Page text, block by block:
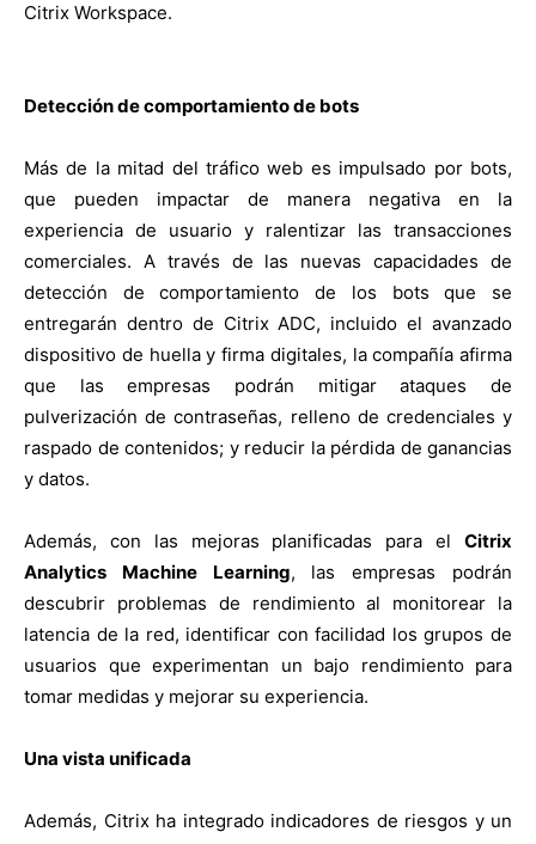
Citrix Workspace.
Detección de comportamiento de bots
Más de la mitad del tráfico web es impulsado por bots,
que pueden impactar de manera negativa en la
experiencia de usuario y ralentizar las transacciones
comerciales. A través de las nuevas capacidades de
detección de comportamiento de los bots que se
entregarán dentro de Citrix ADC, incluido el avanzado
dispositivo de huella y firma digitales, la compañía afirma
que las empresas podrán mitigar ataques de
pulverización de contraseñas, relleno de credenciales y
raspado de contenidos; y reducir la pérdida de ganancias
y datos.
Además, con las mejoras planificadas para el Citrix
Analytics Machine Learning, las empresas podrán
descubrir problemas de rendimiento al monitorear la
latencia de la red, identificar con facilidad los grupos de
usuarios que experimentan un bajo rendimiento para
tomar medidas y mejorar su experiencia.
Una vista unificada
Además, Citrix ha integrado indicadores de riesgos y un